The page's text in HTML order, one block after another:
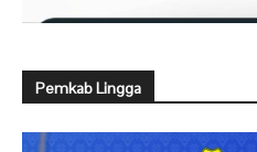
Pemkab Lingga